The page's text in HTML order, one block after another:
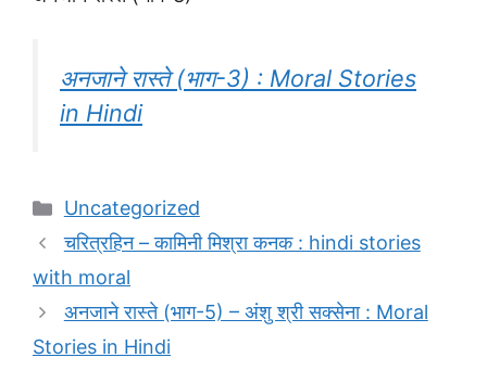
अनजाने रास्ते (भाग-3) : Moral Stories
in Hindi
Categories
Uncategorized
चरित्रहिन – कामिनी मिश्रा कनक : hindi stories
with moral
अनजाने रास्ते (भाग-5) – अंशु श्री सक्सेना : Moral
Stories in Hindi